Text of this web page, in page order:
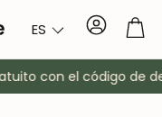
ES Cuenta
con el código de